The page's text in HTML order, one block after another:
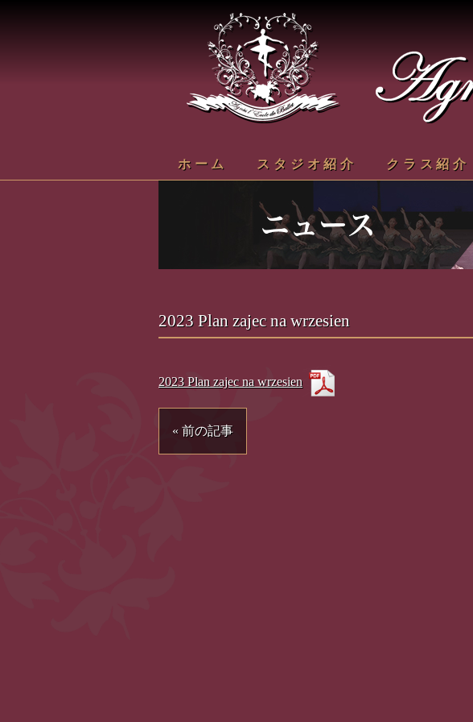
ホーム スタジオ紹介 クラス紹介
2023 Plan zajec na wrzesien
2023 Plan zajec na wrzesien
« 前の記事